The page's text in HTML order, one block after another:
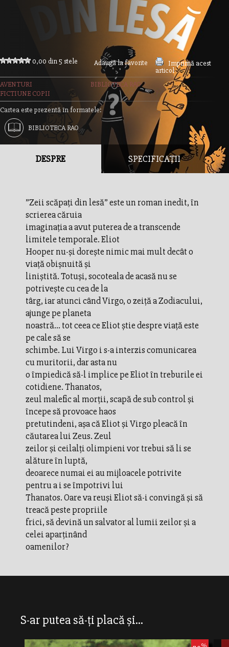
0,00 din 5 stele Adaugă la favorite
Imprimă acest
articol
AVENTURI
BIBLIOTECA RAO
FICTIUNE COPII
Cartea este prezentă în formatele:
BIBLIOTECA RAO
DESPRE SPECIFICAȚII
”Zeii scăpați din lesă” este un roman inedit, în
scrierea căruia
imaginaţia a avut puterea de a transcende
limitele temporale. Eliot
Hooper nu-şi doreşte nimic mai mult decât o
viaţă obişnuită şi
liniştită. Totuşi, socoteala de acasă nu se
potriveşte cu cea de la
târg, iar atunci când Virgo, o zeiţă a Zodiacului,
ajunge pe planeta
noastră... tot ceea ce Eliot ştie despre viaţă este
pe cale să se
schimbe. Lui Virgo i s-a interzis comunicarea
cu muritorii, dar asta nu
o împiedică să-l implice pe Eliot în treburile ei
cotidiene. Thanatos,
zeul malefic al morţii, scapă de sub control şi
începe să provoace haos
pretutindeni, aşa că Eliot şi Virgo pleacă în
căutarea lui Zeus. Zeul
zeilor şi ceilalţi olimpieni vor trebui să li se
alăture în luptă,
deoarece numai ei au mijloacele potrivite
pentru a i se împotrivi lui
Thanatos. Oare va reuşi Eliot să-i convingă şi să
treacă peste propriile
frici, să devină un salvator al lumii zeilor şi a
celei aparținând
oamenilor?
S-ar putea să-ți placă și...